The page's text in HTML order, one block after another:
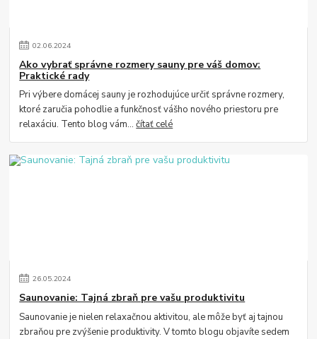
02.06.2024
Ako vybrať správne rozmery sauny pre váš domov:
Praktické rady
Pri výbere domácej sauny je rozhodujúce určiť správne rozmery,
ktoré zaručia pohodlie a funkčnosť vášho nového priestoru pre
relaxáciu. Tento blog vám...čítať celé
26.05.2024
Saunovanie: Tajná zbraň pre vašu produktivitu
Saunovanie je nielen relaxačnou aktivitou, ale môže byť aj tajnou
zbraňou pre zvýšenie produktivity. V tomto blogu objavíte sedem